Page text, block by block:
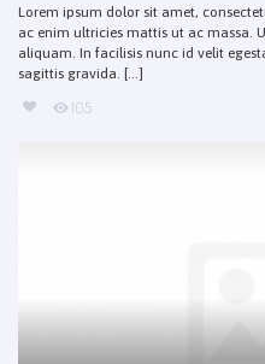
Lorem ipsum dolor sit amet,
ac enim ultricies mattis ut ac massa.
aliquam. In facilisis nunc id velit
sagittis gravida. [...]
105